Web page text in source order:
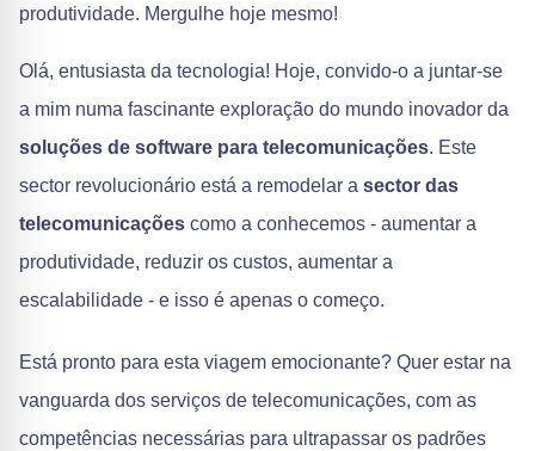
produtividade. Mergulhe hoje mesmo!
Olá, entusiasta da tecnologia! Hoje, convido-o a juntar-se
a mim numa fascinante exploração do mundo inovador da
soluções de software para telecomunicações. Este
sector revolucionário está a remodelar a sector das
telecomunicações como a conhecemos - aumentar a
produtividade, reduzir os custos, aumentar a
escalabilidade - e isso é apenas o começo.
Está pronto para esta viagem emocionante? Quer estar na
vanguarda dos serviços de telecomunicações, com as
competências necessárias para ultrapassar os padrões